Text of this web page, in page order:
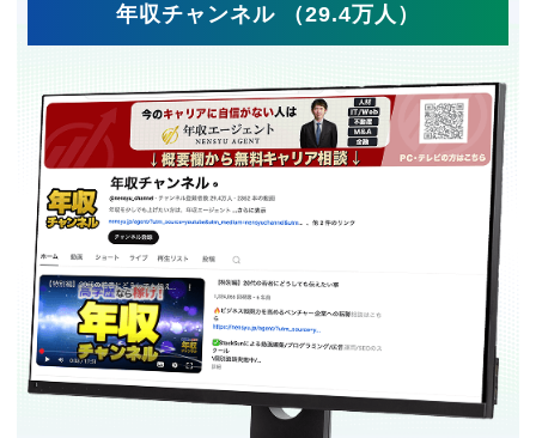
年収チャンネル （29.4万人）